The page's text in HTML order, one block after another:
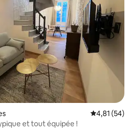
Évaluation
4,81 (54)
et tout équipée !